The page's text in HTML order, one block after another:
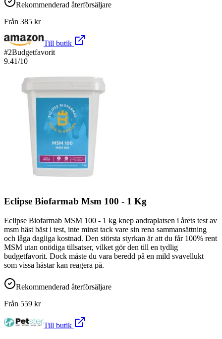
Rekommenderad återförsäljare
Från 385 kr
Till butik
#2Budgetfavorit
9.41/10
Eclipse Biofarmab Msm 100 - 1 Kg
Eclipse Biofarmab MSM 100 - 1 kg knep andraplatsen i årets test av
msm häst bäst i test, inte minst tack vare sin rena sammansättning
och låga dagliga kostnad. Den största styrkan är att du får 100% rent
MSM utan onödiga tillsatser, vilket gör den till en tydlig
budgetfavorit. Dock måste du vara beredd på en mild svavellukt
som vissa hästar kan reagera på.
Rekommenderad återförsäljare
Från 559 kr
Till butik